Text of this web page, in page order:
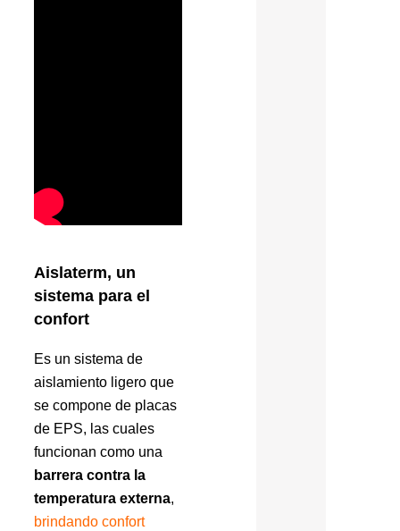
Aislaterm, un
sistema para el
confort
Es un sistema de
aislamiento ligero que
se compone de placas
de EPS, las cuales
funcionan como una
barrera contra la
temperatura externa,
brindando confort